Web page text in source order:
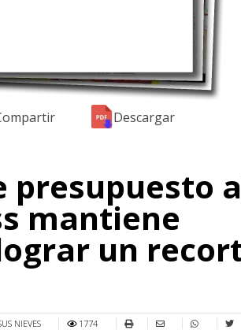
Descargar
presupuesto
mantiene
un
NIEVES 1774